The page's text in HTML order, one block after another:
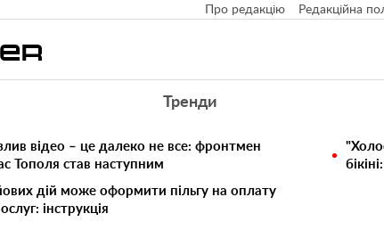
Про редакцію Редакційна
Тренди
відео – це далеко не все: фронтмен
Тополя став наступним
дій може оформити пільгу на оплату
інструкція